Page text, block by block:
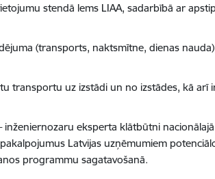
stendā lems LIAA, sadarbībā ar
(transports, naktsmītne, dienas
transportu uz izstādi un no izstādes, kā arī
eksperta klātbūtni
Latvijas uzņēmumiem
programmu sagatavošanā.